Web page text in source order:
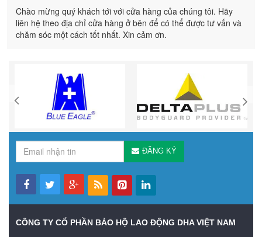
Chào mừng quý khách tới với cửa hàng của chúng tôi. Hãy
liên hệ theo địa chỉ cửa hàng ở bên để có thể được tư vấn và
chăm sóc một cách tốt nhất. Xin cảm ơn.
ĐĂNG KÝ
CÔNG TY CỔ PHẦN BẢO HỘ LAO ĐỘNG DHA VIỆT NAM